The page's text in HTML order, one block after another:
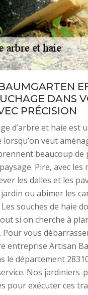
DANS
PRÉCISION
d’arbre et haie est
lorsqu’on veut
beaucoup de
Pire, avec les
les dalles et les
ou abimer les
souches de haie
si on cherche à
Pour vous
entreprise Artisan
le département
Nos jardiniers-
pour exécuter ces